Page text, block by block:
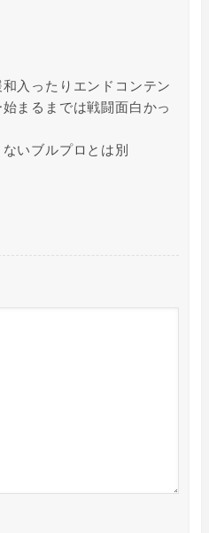
入ったりエンドコンテン
まるまでは戦闘面白かっ
いブルプロとは別